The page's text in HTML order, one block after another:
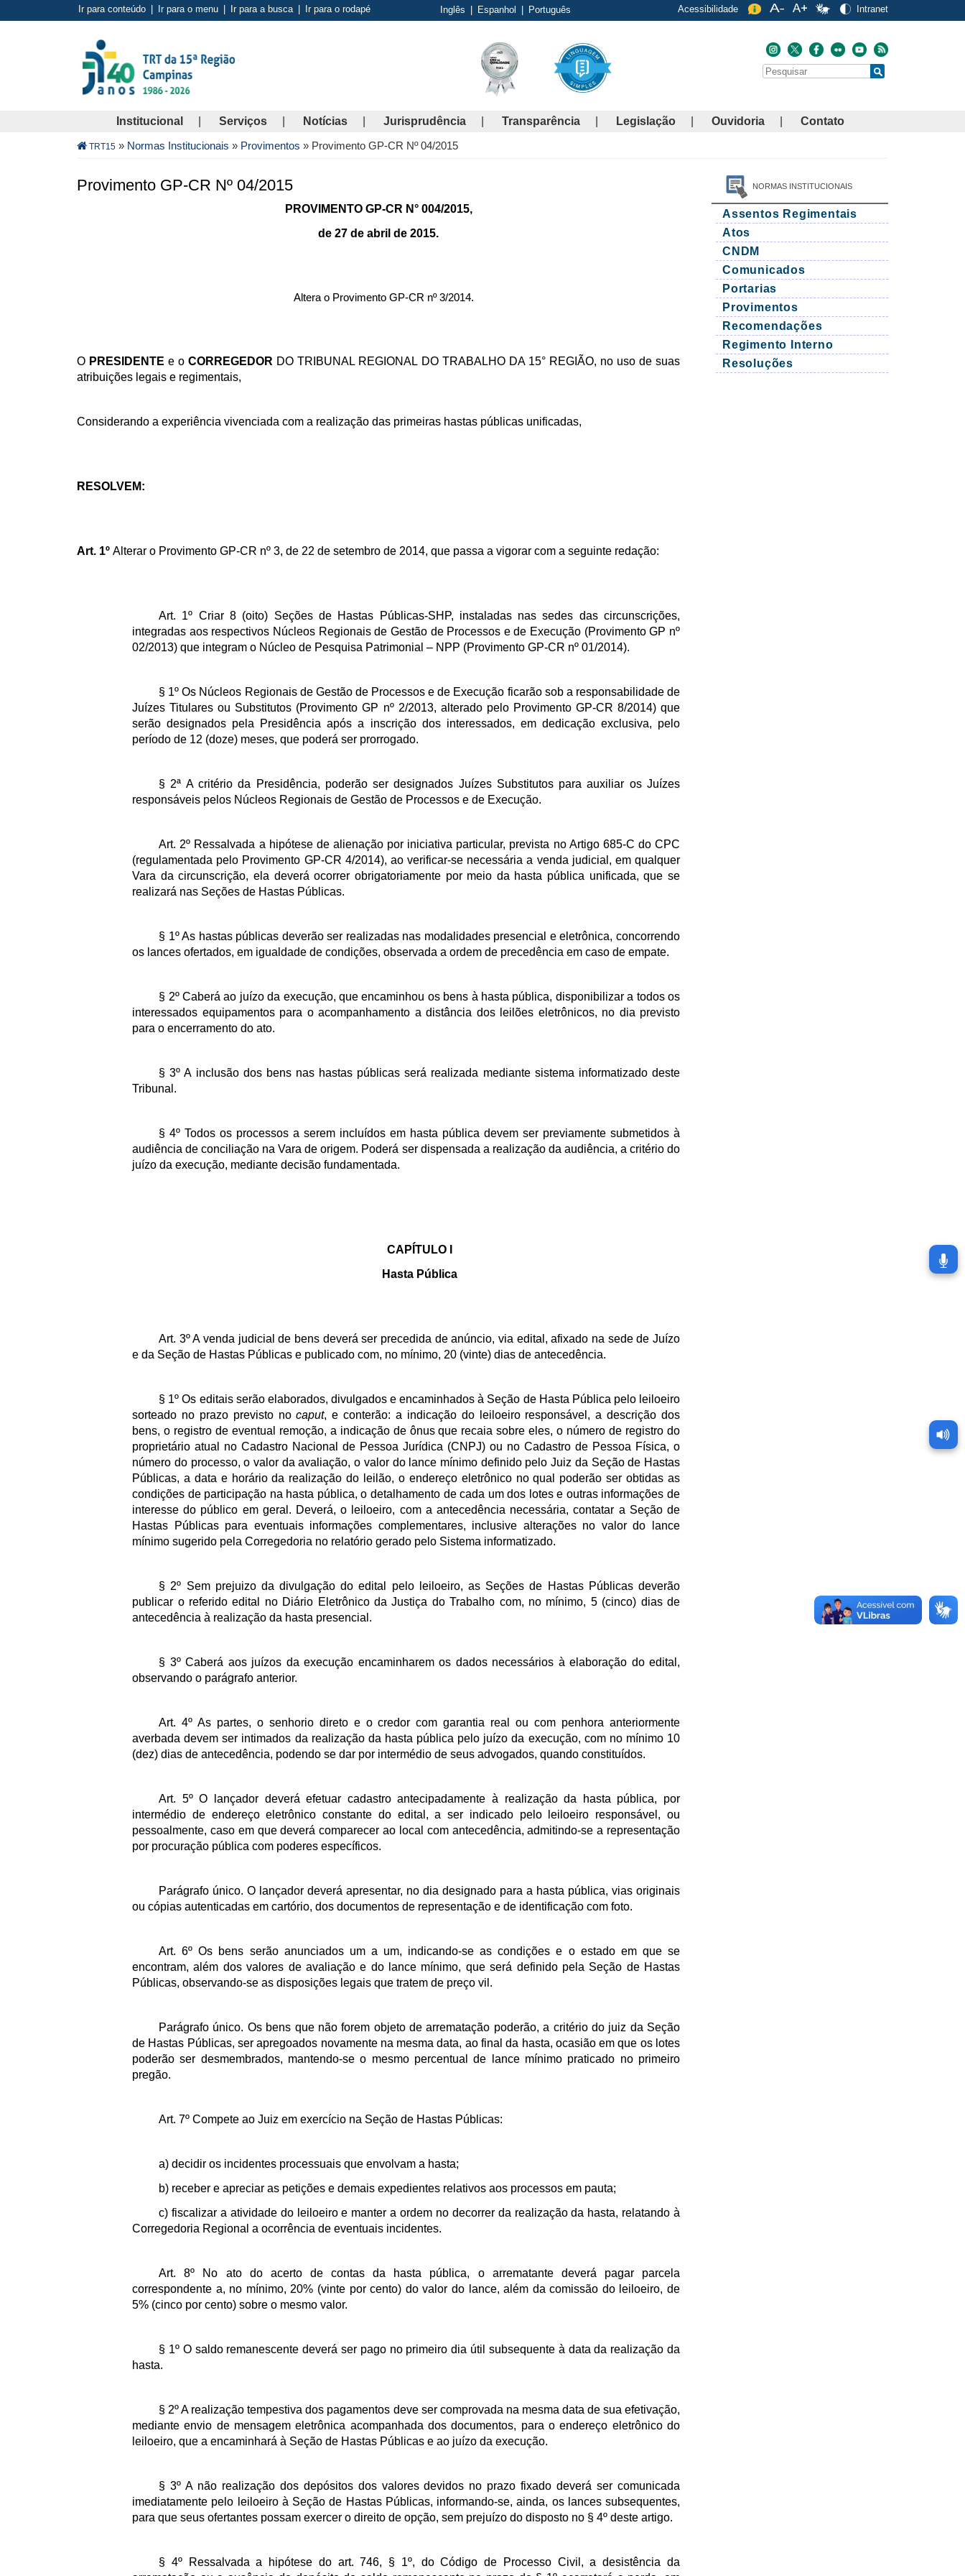
Ir para conteúdo Ir para o menu Ir para a busca Ir para o rodapé Inglês Espanhol Português Acessibilidade Intranet
Buscar
Search
Institucional Serviços Notícias Jurisprudência Transparência Legislação Ouvidoria Contato
Trilha
navegação
TRT15 » Normas Institucionais » Provimentos » Provimento GP-CR Nº 04/2015
Provimento GP-CR Nº 04/2015
PROVIMENTO GP-CR N° 004/2015,
de 27 de abril de 2015.
Altera o Provimento GP-CR nº 3/2014.
O PRESIDENTE e o CORREGEDOR DO TRIBUNAL REGIONAL DO TRABALHO DA 15° REGIÃO, no uso de suas
atribuições legais e regimentais,
Considerando a experiência vivenciada com a realização das primeiras hastas públicas unificadas,
RESOLVEM:
Art. 1º Alterar o Provimento GP-CR nº 3, de 22 de setembro de 2014, que passa a vigorar com a seguinte redação:
Art. 1º Criar 8 (oito) Seções de Hastas Públicas-SHP, instaladas nas sedes das circunscrições,
integradas aos respectivos Núcleos Regionais de Gestão de Processos e de Execução (Provimento GP nº
02/2013) que integram o Núcleo de Pesquisa Patrimonial – NPP (Provimento GP-CR nº 01/2014).
§ 1º Os Núcleos Regionais de Gestão de Processos e de Execução ficarão sob a responsabilidade de
Juízes Titulares ou Substitutos (Provimento GP nº 2/2013, alterado pelo Provimento GP-CR 8/2014) que
serão designados pela Presidência após a inscrição dos interessados, em dedicação exclusiva, pelo
período de 12 (doze) meses, que poderá ser prorrogado.
§ 2ª A critério da Presidência, poderão ser designados Juízes Substitutos para auxiliar os Juízes
responsáveis pelos Núcleos Regionais de Gestão de Processos e de Execução.
Art. 2º Ressalvada a hipótese de alienação por iniciativa particular, prevista no Artigo 685-C do CPC
(regulamentada pelo Provimento GP-CR 4/2014), ao verificar-se necessária a venda judicial, em qualquer
Vara da circunscrição, ela deverá ocorrer obrigatoriamente por meio da hasta pública unificada, que se
realizará nas Seções de Hastas Públicas.
§ 1º As hastas públicas deverão ser realizadas nas modalidades presencial e eletrônica, concorrendo
os lances ofertados, em igualdade de condições, observada a ordem de precedência em caso de empate.
§ 2º Caberá ao juízo da execução, que encaminhou os bens à hasta pública, disponibilizar a todos os
interessados equipamentos para o acompanhamento a distância dos leilões eletrônicos, no dia previsto
para o encerramento do ato.
§ 3º A inclusão dos bens nas hastas públicas será realizada mediante sistema informatizado deste
Tribunal.
§ 4º Todos os processos a serem incluídos em hasta pública devem ser previamente submetidos à
audiência de conciliação na Vara de origem. Poderá ser dispensada a realização da audiência, a critério do
juízo da execução, mediante decisão fundamentada.
CAPÍTULO I
Hasta Pública
Art. 3º A venda judicial de bens deverá ser precedida de anúncio, via edital, afixado na sede de Juízo
e da Seção de Hastas Públicas e publicado com, no mínimo, 20 (vinte) dias de antecedência.
§ 1º Os editais serão elaborados, divulgados e encaminhados à Seção de Hasta Pública pelo leiloeiro
sorteado no prazo previsto no caput, e conterão: a indicação do leiloeiro responsável, a descrição dos
bens, o registro de eventual remoção, a indicação de ônus que recaia sobre eles, o número de registro do
proprietário atual no Cadastro Nacional de Pessoa Jurídica (CNPJ) ou no Cadastro de Pessoa Física, o
número do processo, o valor da avaliação, o valor do lance mínimo definido pelo Juiz da Seção de Hastas
Públicas, a data e horário da realização do leilão, o endereço eletrônico no qual poderão ser obtidas as
condições de participação na hasta pública, o detalhamento de cada um dos lotes e outras informações de
interesse do público em geral. Deverá, o leiloeiro, com a antecedência necessária, contatar a Seção de
Hastas Públicas para eventuais informações complementares, inclusive alterações no valor do lance
mínimo sugerido pela Corregedoria no relatório gerado pelo Sistema informatizado.
§ 2º Sem prejuizo da divulgação do edital pelo leiloeiro, as Seções de Hastas Públicas deverão
publicar o referido edital no Diário Eletrônico da Justiça do Trabalho com, no mínimo, 5 (cinco) dias de
antecedência à realização da hasta presencial.
§ 3º Caberá aos juízos da execução encaminharem os dados necessários à elaboração do edital,
observando o parágrafo anterior.
Art. 4º As partes, o senhorio direto e o credor com garantia real ou com penhora anteriormente
averbada devem ser intimados da realização da hasta pública pelo juízo da execução, com no mínimo 10
(dez) dias de antecedência, podendo se dar por intermédio de seus advogados, quando constituídos.
Art. 5º O lançador deverá efetuar cadastro antecipadamente à realização da hasta pública, por
intermédio de endereço eletrônico constante do edital, a ser indicado pelo leiloeiro responsável, ou
pessoalmente, caso em que deverá comparecer ao local com antecedência, admitindo-se a representação
por procuração pública com poderes específicos.
Parágrafo único. O lançador deverá apresentar, no dia designado para a hasta pública, vias originais
ou cópias autenticadas em cartório, dos documentos de representação e de identificação com foto.
Art. 6º Os bens serão anunciados um a um, indicando-se as condições e o estado em que se
encontram, além dos valores de avaliação e do lance mínimo, que será definido pela Seção de Hastas
Públicas, observando-se as disposições legais que tratem de preço vil.
Parágrafo único. Os bens que não forem objeto de arrematação poderão, a critério do juiz da Seção
de Hastas Públicas, ser apregoados novamente na mesma data, ao final da hasta, ocasião em que os lotes
poderão ser desmembrados, mantendo-se o mesmo percentual de lance mínimo praticado no primeiro
pregão.
Art. 7º Compete ao Juiz em exercício na Seção de Hastas Públicas:
a) decidir os incidentes processuais que envolvam a hasta;
b) receber e apreciar as petições e demais expedientes relativos aos processos em pauta;
c) fiscalizar a atividade do leiloeiro e manter a ordem no decorrer da realização da hasta, relatando à
Corregedoria Regional a ocorrência de eventuais incidentes.
Art. 8º No ato do acerto de contas da hasta pública, o arrematante deverá pagar parcela
correspondente a, no mínimo, 20% (vinte por cento) do valor do lance, além da comissão do leiloeiro, de
5% (cinco por cento) sobre o mesmo valor.
§ 1º O saldo remanescente deverá ser pago no primeiro dia útil subsequente à data da realização da
hasta.
§ 2º A realização tempestiva dos pagamentos deve ser comprovada na mesma data de sua efetivação,
mediante envio de mensagem eletrônica acompanhada dos documentos, para o endereço eletrônico do
leiloeiro, que a encaminhará à Seção de Hastas Públicas e ao juízo da execução.
§ 3º A não realização dos depósitos dos valores devidos no prazo fixado deverá ser comunicada
imediatamente pelo leiloeiro à Seção de Hastas Públicas, informando-se, ainda, os lances subsequentes,
para que seus ofertantes possam exercer o direito de opção, sem prejuízo do disposto no § 4º deste artigo.
§ 4º Ressalvada a hipótese do art. 746, § 1º, do Código de Processo Civil, a desistência da
NORMAS INSTITUCIONAIS
Assentos Regimentais
Atos
CNDM
Comunicados
Portarias
Provimentos
Recomendações
Regimento Interno
Resoluções